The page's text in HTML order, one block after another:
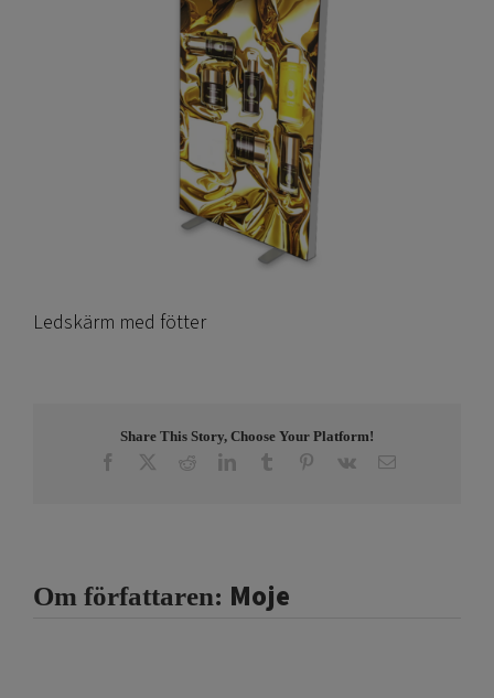
Ledskärm med fötter
Share This Story, Choose Your Platform!
Facebook RedditLinkedInTumblr Pinterest
Vk E-
Om författaren: Moje